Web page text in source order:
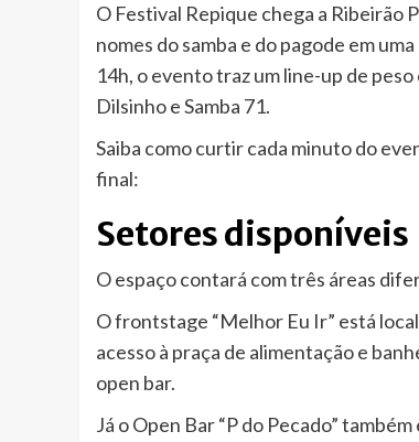
O Festival Repique chega a Ribeirão
nomes do samba e do pagode em
14h, o evento traz um line-up de
Dilsinho e Samba 71.
Saiba como curtir cada minuto do
final:
Setores disponíveis
O espaço contará com três áreas
O frontstage “Melhor Eu Ir” está
acesso à praça de alimentação e
open bar.
Já o Open Bar “P do Pecado”